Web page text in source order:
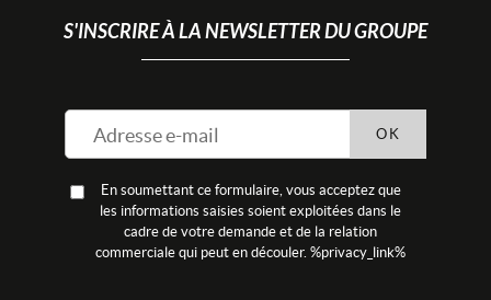
S'INSCRIRE À LA NEWSLETTER DU GROUPE
En soumettant ce formulaire, vous acceptez que
les informations saisies soient exploitées dans le
cadre de votre demande et de la relation
commerciale qui peut en découler. %privacy_link%
OK